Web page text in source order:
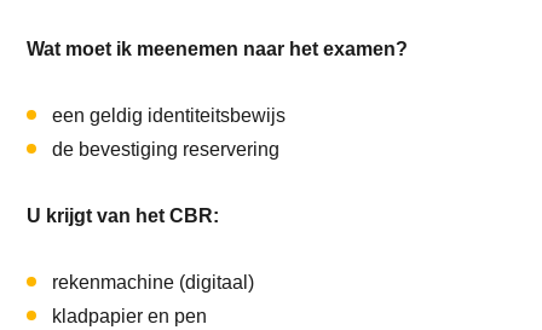
Wat moet ik meenemen naar het examen?
een geldig identiteitsbewijs
de bevestiging reservering
U krijgt van het CBR:
rekenmachine (digitaal)
kladpapier en pen